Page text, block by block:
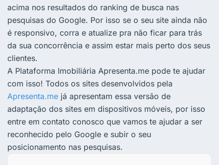
acima nos resultados do ranking de busca nas
pesquisas do Google. Por isso se o seu site ainda não
é responsivo, corra e atualize pra não ficar para trás
da sua concorrência e assim estar mais perto dos seus
clientes.
A Plataforma Imobiliária Apresenta.me pode te ajudar
com isso! Todos os sites desenvolvidos pela
Apresenta.me já apresentam essa versão de
adaptação dos sites em dispositivos móveis, por isso
entre em contato conosco que vamos te ajudar a ser
reconhecido pelo Google e subir o seu
posicionamento nas pesquisas.